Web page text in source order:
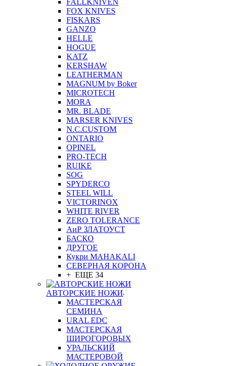
FALLKNIVEN
FOX KNIVES
FISKARS
GANZO
HELLE
HOGUE
KATZ
KERSHAW
LEATHERMAN
MAGNUM by Boker
MICROTECH
MORA
MR. BLADE
MARSER KNIVES
N.C.CUSTOM
ONTARIO
OPINEL
PRO-TECH
RUIKE
SOG
SPYDERCO
STEEL WILL
VICTORINOX
WHITE RIVER
ZERO TOLERANCE
АиР ЗЛАТОУСТ
БАСКО
ДРУГОЕ
Кукри MAHAKALI
СЕВЕРНАЯ КОРОНА
+ ЕЩЕ 34
АВТОРСКИЕ НОЖИ
МАСТЕРСКАЯ
СЕМИНА
URAL EDC
МАСТЕРСКАЯ
ШИРОГОРОВЫХ
УРАЛЬСКИЙ
МАСТЕРОВОЙ